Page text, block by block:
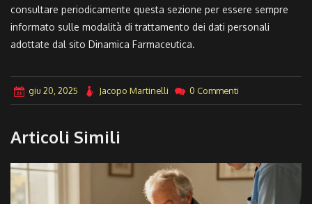
consultare periodicamente questa sezione per essere sempre
informato sulle modalità di trattamento dei dati personali
adottate dal sito Dinamica Farmaceutica.
giu 20, 2025 Jacopo Martinelli 0 Commenti
Articoli Simili